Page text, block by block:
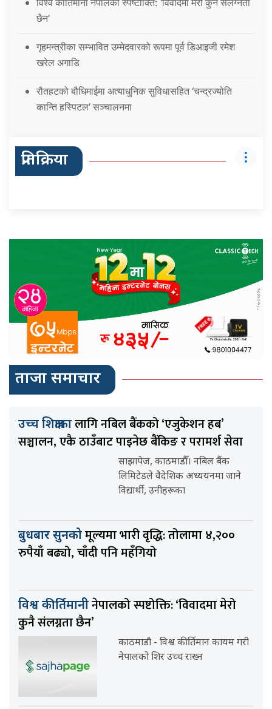
विश्व कीर्तिमानी नेपालको स्पष्टोक्ति: ‘विवादमा मेरो कुनै संलग्नता
छैन’
गृहमन्त्रीका सम्भावित उम्मेदवारको रूपमा पूर्व डिआइजी रमेश
खरेल अगाडि
रौतहटको बौधिमाईमा अत्याधुनिक सुविधासहित ‘चन्द्रज्योति
कान्ति हस्पिटल’ सञ्चालनमा
प्रतिक्रिया
ताजा समाचार
उच्च शिक्षाकालागि नबिल बैंकको ‘एजुकेशन हब’
सञ्चालन, एकै ठाउँबाट पाइनेछ बैंकिङ र परामर्श सेवा
साझापेज, काठमाडौँ। नबिल बैंक
लिमिटेडले वैदेशिक अध्ययनमा जाने
विद्यार्थी, उनीहरूका
बुधबार सुनकोमूल्यमा भारी वृद्धि: तोलामा ४,२००
रुपैयाँ बढ्यो, चाँदी पनि महँगियो
विश्व कीर्तिमानीनेपालको स्पष्टोक्ति: ‘विवादमा मेरो
कुनै संलग्नता छैन’
काठमाडौ - विश्व कीर्तिमान कायम गरी
नेपालको शिर उच्च राख्न